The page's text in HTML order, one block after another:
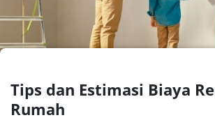
Tips dan Estimasi Biaya
Rumah